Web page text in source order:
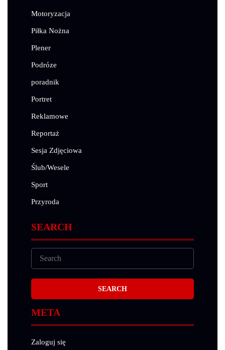
Motoryzacja
Piłka Nożna
Plener
Podróze
poradnik
Portret
Reklamowe
Reportaż
Sesja Zdjęciowa
Ślub/Wesele
Sport
Przyroda
SEARCH
META
Zaloguj się